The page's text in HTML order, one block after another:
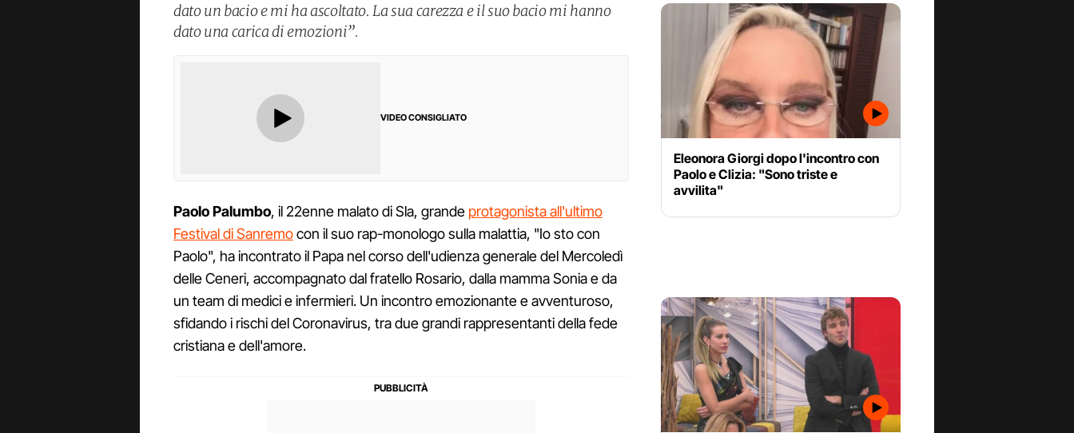
dato un bacio e mi ha ascoltato. La sua carezza e il suo bacio mi hanno
dato una carica di emozioni”.
VIDEO CONSIGLIATO
PaoloPalumbo, il 22enne malato di Sla, grande protagonista all'ultimo
Festival di Sanremocon il suo rap-monologo sulla malattia, "Io sto con
Paolo", ha incontrato il Papa nel corso dell'udienza generale del Mercoledì
delle Ceneri, accompagnato dal fratello Rosario, dalla mamma Sonia e da
un team di medici e infermieri. Un incontro emozionante e avventuroso,
sfidando i rischi del Coronavirus, tra due grandi rappresentanti della fede
cristiana e dell'amore.
Eleonora Giorgi dopo l'incontro con
Paolo e Clizia: "Sono triste e
avvilita"